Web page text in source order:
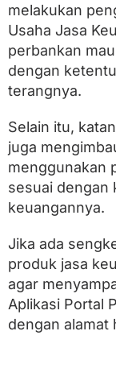
melakukan
Usaha Jasa
perbankan
dengan
terangnya.
Selain itu,
juga
menggunakan
sesuai dengan
keuangannya.
Jika ada
produk jasa
agar
Aplikasi Portal
dengan alamat